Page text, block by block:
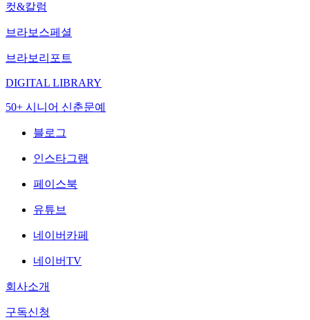
컷&칼럼
브라보스페셜
브라보리포트
DIGITAL LIBRARY
50+ 시니어 신춘문예
블로그
인스타그램
페이스북
유튜브
네이버카페
네이버TV
회사소개
구독신청